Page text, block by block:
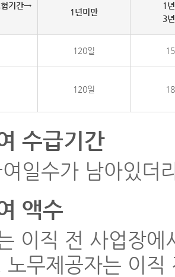
험기간→
1년미만
1
3
120일
120일
수급기간
일수가 남아있더
액수
이직 전 사업장
노무제공자는 이